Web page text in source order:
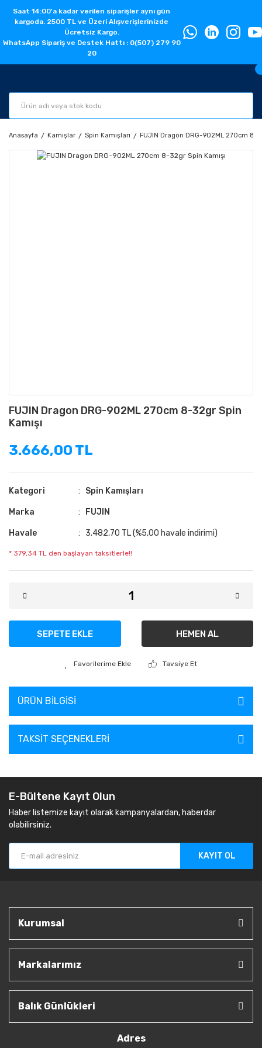
Saat 14:00'a kadar verilen siparişler aynı gün
kargoda. 2500 TL ve Üzeri Alışverişlerinizde
Ücretsiz Kargo.
WhatsApp Sipariş ve Destek Hattı : 0(507) 279 90
20
Anasayfa Kamışlar Spin Kamışları FUJIN Dragon DRG-902ML 270cm 8-
FUJIN Dragon DRG-902ML 270cm 8-32gr Spin
Kamışı
3.666,00 TL
Kategori Spin Kamışları
Marka FUJIN
Havale 3.482,70 TL (%5,00 havale indirimi)
* 379,34 TL den başlayan taksitlerle!!
SEPETE EKLE HEMEN AL
Tavsiye Et
ÜRÜN BILGISI
TAKSIT SEÇENEKLERI
E-Bültene Kayıt Olun
Haber listemize kayıt olarak kampanyalardan, haberdar
olabilirsiniz.
KAYIT OL
Kurumsal
Markalarımız
Balık Günlükleri
Adres